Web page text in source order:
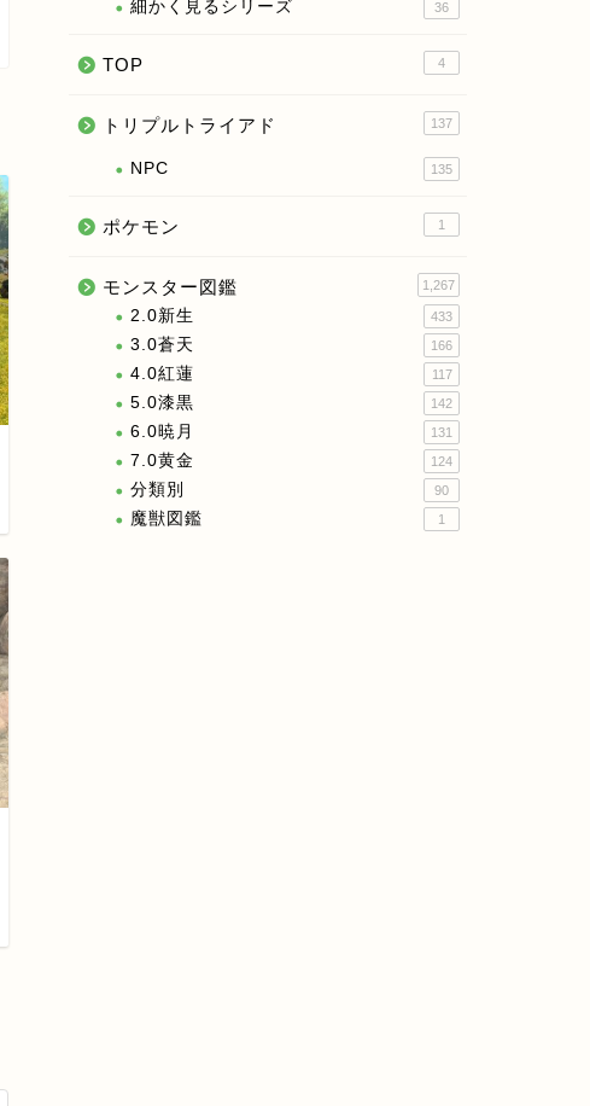
細かく見るシリーズ 36
TOP 4
トリプルトライアド 137
NPC 135
ポケモン 1
モンスター図鑑 1,267
2.0新生 433
3.0蒼天 166
4.0紅蓮 117
5.0漆黒 142
6.0暁月 131
7.0黄金 124
分類別 90
魔獣図鑑 1